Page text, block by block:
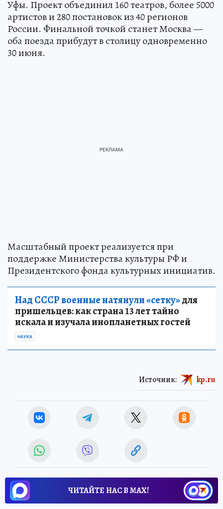
Уфы. Проект объединил 160 театров, более 5000
артистов и 280 постановок из 40 регионов
России. Финальной точкой станет Москва —
оба поезда прибудут в столицу одновременно
30 июня.
Масштабный проект реализуется при
поддержке Министерства культуры РФ и
Президентского фонда культурных инициатив.
Над СССР военные натянули «сетку»для
пришельцев: как страна 13 лет тайно
искала и изучала инопланетных гостей
НАУКА
Источник: kp.ru
ЧИТАЙТЕ НАС В МАХ!